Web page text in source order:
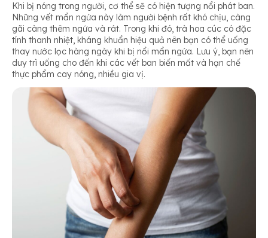
Khi bị nóng trong người, cơ thể sẽ có hiện tượng nổi phát ban.
Những vết mẩn ngứa này làm người bệnh rất khó chịu, càng
gãi càng thêm ngứa và rát. Trong khi đó, trà hoa cúc có đặc
tính thanh nhiệt, kháng khuẩn hiệu quả nên bạn có thể uống
thay nước lọc hàng ngày khi bị nổi mẩn ngứa. Lưu ý, bạn nên
duy trì uống cho đến khi các vết ban biến mất và hạn chế
thực phẩm cay nóng, nhiều gia vị.